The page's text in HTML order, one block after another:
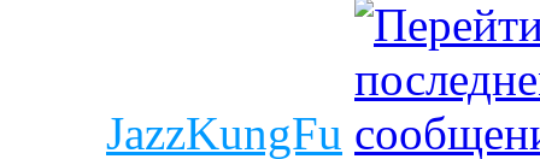
JazzKungFu